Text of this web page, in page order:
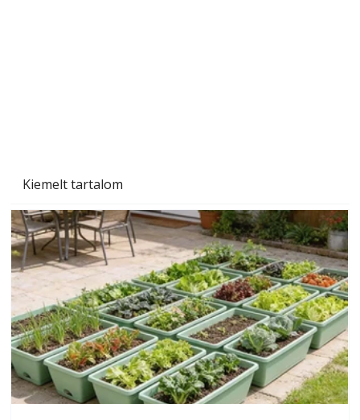
Kiemelt tartalom